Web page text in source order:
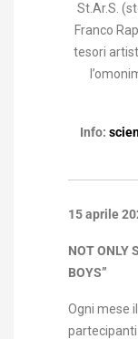
St.Ar.S.
Franco
tesori
Info:
15 aprile
NOT ONLY
BOYS”
Ogni mese
partecipanti